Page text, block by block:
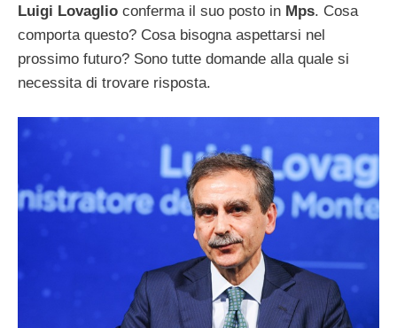
Luigi Lovaglio conferma il suo posto in Mps. Cosa
comporta questo? Cosa bisogna aspettarsi nel
prossimo futuro? Sono tutte domande alla quale si
necessita di trovare risposta.